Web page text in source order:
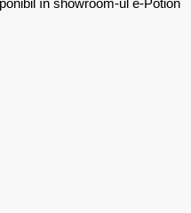
în showroom-ul e-Potion